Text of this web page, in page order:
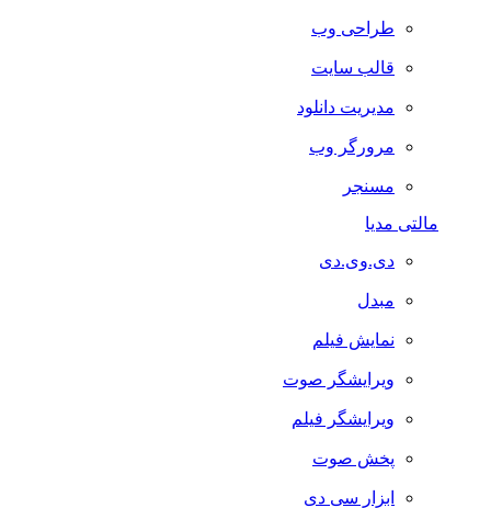
طراحی وب
قالب سایت
مدیریت دانلود
مرورگر وب
مسنجر
مالتی مدیا
دی.وی.دی
مبدل
نمایش فیلم
ویرایشگر صوت
ویرایشگر فیلم
پخش صوت
ابزار سی دی